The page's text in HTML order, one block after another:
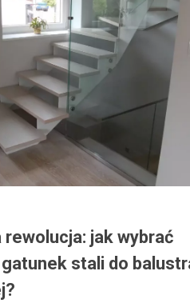
rewolucja: jak wybrać
stali do